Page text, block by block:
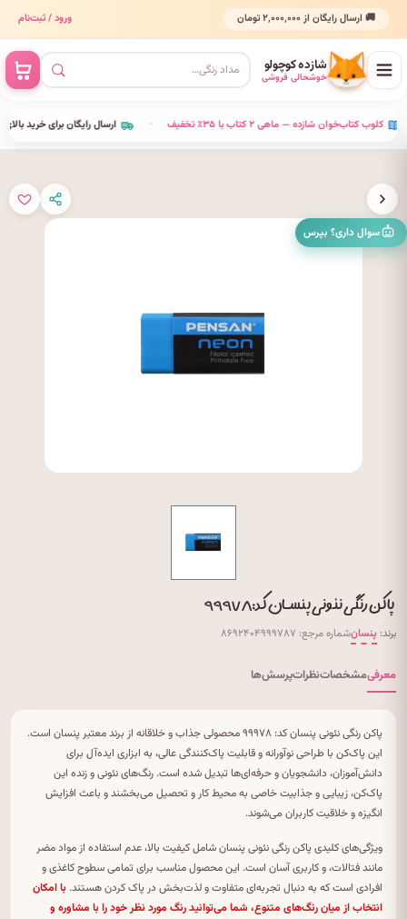
🚚 ارسال رایگان از ۲٬۰۰۰٬۰۰۰ تومان ورود / ثبت‌نام
شازده کوچولو
خوشحالی فروشی
ارسال رایگان برای خرید بالای • کلوب کتاب‌خوان شازده — ماهی ۲ کتاب با ۳۵٪ تخفیف •
سوال داری؟ بپرس
پاکن رنگی نئونی پنسان کد: ۹۹۹۷۸
برند: پنسانشماره مرجع: ۸۶۹۲۴۰۴۹۹۹۷۸۷
معرفیمشخصاتنظراتپرسش‌ها
پاکن رنگی نئونی پنسان کد: ۹۹۹۷۸ محصولی جذاب و خلاقانه از برند معتبر پنسان است.
این پاک‌کن با طراحی نوآورانه و قابلیت پاک‌کنندگی عالی، به ابزاری ایده‌آل برای
دانش‌آموزان، دانشجویان و حرفه‌ای‌ها تبدیل شده است. رنگ‌های نئونی و زنده این
پاک‌کن، زیبایی و جذابیت خاصی به محیط کار و تحصیل می‌بخشند و باعث افزایش
انگیزه و خلاقیت کاربران می‌شوند.
ویژگی‌های کلیدی پاکن رنگی نئونی پنسان شامل کیفیت بالا، عدم استفاده از مواد مضر
مانند فتالات، و کاربری آسان است. این محصول مناسب برای تمامی سطوح کاغذی و
افرادی است که به دنبال تجربه‌ای متفاوت و لذت‌بخش در پاک کردن هستند. با امکان
انتخاب از میان رنگ‌های متنوع، شما می‌توانید رنگ مورد نظر خود را با مشاوره و